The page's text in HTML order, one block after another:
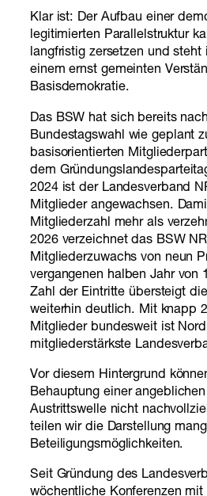
Klar ist: Der Aufbau einer
legitimierten Parallelstruktur
langfristig zersetzen und steht
einem ernst gemeinten
Basisdemokratie.
Das BSW hat sich bereits
Bundestagswahl wie geplant
basisorientierten
dem
2024 ist der Landesverband
Mitglieder angewachsen.
Mitgliederzahl mehr als
2026 verzeichnet das BSW
Mitgliederzuwachs von neun
vergangenen halben Jahr von
Zahl der Eintritte übersteigt
weiterhin deutlich. Mit knapp
Mitglieder bundesweit ist
mitgliederstärkste
Vor diesem Hintergrund
Behauptung einer
Austrittswelle nicht
teilen wir die Darstellung
Beteiligungsmöglichkeiten.
Seit Gründung des
wöchentliche Konferenzen mit